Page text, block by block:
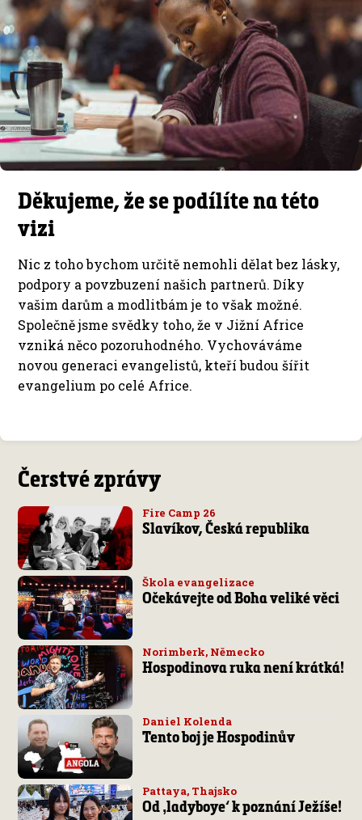
Děkujeme, že se podílíte na této
vizi
Nic z toho bychom určitě nemohli dělat bez lásky,
podpory a povzbuzení našich partnerů. Díky
vašim darům a modlitbám je to však možné.
Společně jsme svědky toho, že v Jižní Africe
vzniká něco pozoruhodného. Vychováváme
novou generaci evangelistů, kteří budou šířit
evangelium po celé Africe.
Čerstvé zprávy
Fire Camp 26
Slavíkov, Česká republika
Škola evangelizace
Očekávejte od Boha veliké věci
Norimberk, Německo
Hospodinova ruka není krátká!
Daniel Kolenda
Tento boj je Hospodinův
Pattaya, Thajsko
Od ‚ladyboye‘ k poznání Ježíše!